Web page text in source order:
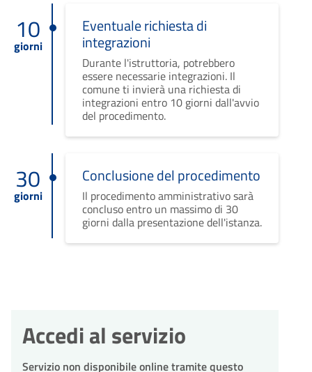
10
giorni
Eventuale richiesta di
integrazioni
Durante l'istruttoria, potrebbero
essere necessarie integrazioni. Il
comune ti invierà una richiesta di
integrazioni entro 10 giorni dall'avvio
del procedimento.
30
giorni
Conclusione del procedimento
Il procedimento amministrativo sarà
concluso entro un massimo di 30
giorni dalla presentazione dell'istanza.
Accedi al servizio
Servizio non disponibile online tramite questo